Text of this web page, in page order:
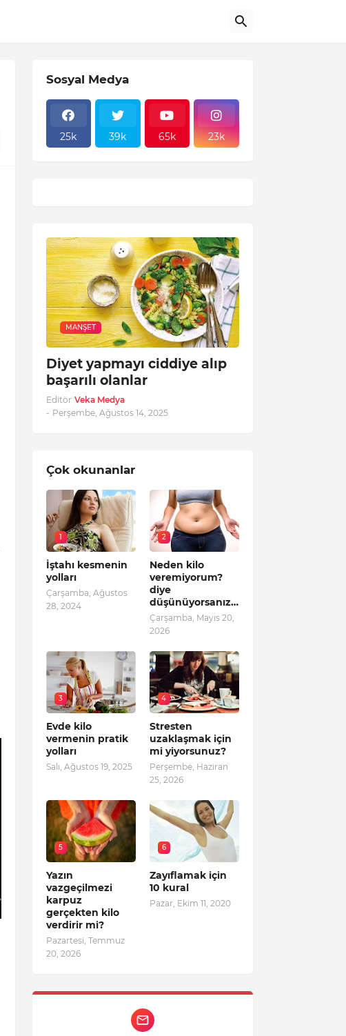
Sosyal Medya
25k 39k 65k 23k
MANŞET
Diyet yapmayı ciddiye alıp
başarılı olanlar
Editör Veka Medya
- Perşembe, Ağustos 14, 2025
Çok okunanlar
1
İştahı kesmenin
yolları
Çarşamba, Ağustos
28, 2024
2
Neden kilo
veremiyorum?
diye
düşünüyorsanız…
Çarşamba, Mayıs 20,
2026
3
Evde kilo
vermenin pratik
yolları
Salı, Ağustos 19, 2025
4
Stresten
uzaklaşmak için
mi yiyorsunuz?
Perşembe, Haziran
25, 2026
5
Yazın
vazgeçilmezi
karpuz
gerçekten kilo
verdirir mi?
Pazartesi, Temmuz
20, 2026
6
Zayıflamak için
10 kural
Pazar, Ekim 11, 2020